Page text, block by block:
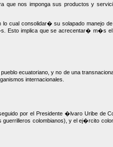
nos imponga sus productos y
cual consolidar� su solapado manejo
implica que se acrecentar� m�s el
ecuatoriano, y no de una
internacionales.
por el Presidente �lvaro Uribe de
colombianos), y el ej�rcito